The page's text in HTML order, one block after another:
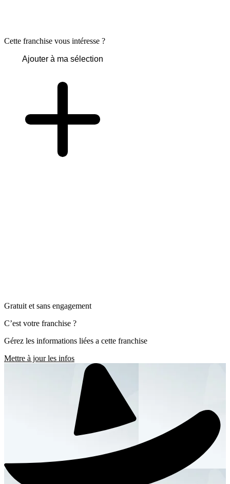
Cette franchise vous intéresse ?
Ajouter à ma sélection
Gratuit et sans engagement
C’est votre franchise ?
Gérez les informations liées a cette franchise
Mettre à jour les infos